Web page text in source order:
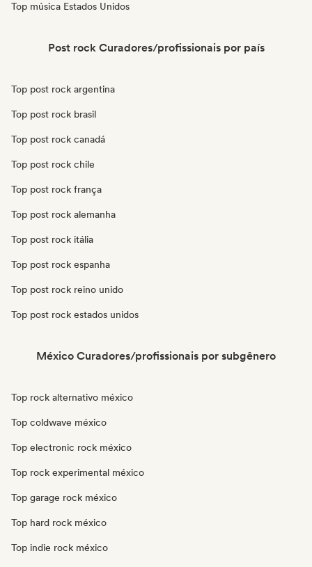
Top música Estados Unidos
Post rock Curadores/profissionais por país
Top post rock argentina
Top post rock brasil
Top post rock canadá
Top post rock chile
Top post rock frança
Top post rock alemanha
Top post rock itália
Top post rock espanha
Top post rock reino unido
Top post rock estados unidos
México Curadores/profissionais por subgênero
Top rock alternativo méxico
Top coldwave méxico
Top electronic rock méxico
Top rock experimental méxico
Top garage rock méxico
Top hard rock méxico
Top indie rock méxico